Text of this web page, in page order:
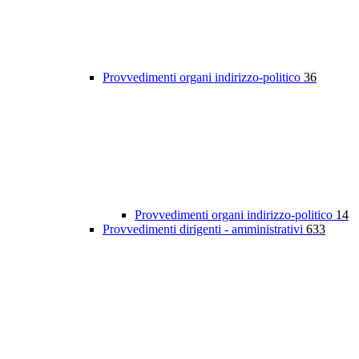
Provvedimenti organi indirizzo-politico 36
Provvedimenti organi indirizzo-politico 14
Provvedimenti dirigenti - amministrativi 633